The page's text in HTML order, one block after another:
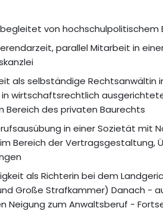
begleitet von hochschulpolitischem
parallel Mitarbeit in
als selbständige Rechtsanwältin
in wirtschaftsrechtlich
Bereich des privaten Baurechts
in einer Sozietät mit
Bereich der Vertragsgestaltung,
als Richterin bei dem
Große Strafkammer) Danach -
Neigung zum Anwaltsberuf -